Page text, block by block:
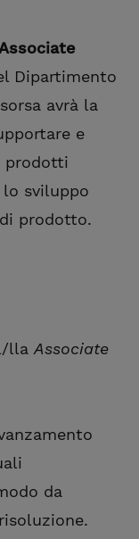
Dipartimento
avrà la
e
prodotti
sviluppo
prodotto.
lla Associate
da